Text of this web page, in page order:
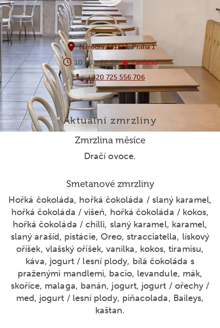
Národní 341/23, Praha 1
10:30 - 22:30
Zavřeno
+420 725 556 706
Aktuální zmrzliny
Zmrzlina měsíce
Dračí ovoce.
Smetanové zmrzliny
Hořká čokoláda, hořká čokoláda / slaný karamel,
hořká čokoláda / višeň, hořká čokoláda / kokos,
hořká čokoláda / chilli, slaný karamel, karamel,
slaný arašíd, pistácie, Oreo, stracciatella, lískový
oříšek, vlašský oříšek, vanilka, kokos, tiramisu,
káva, jogurt / lesní plody, bílá čokoláda s
praženými mandlemi, bacio, levandule, mák,
skořice, malaga, banán, jogurt, jogurt / ořechy /
med, jogurt / lesní plody, piňacolada, Baileys,
kaštan.